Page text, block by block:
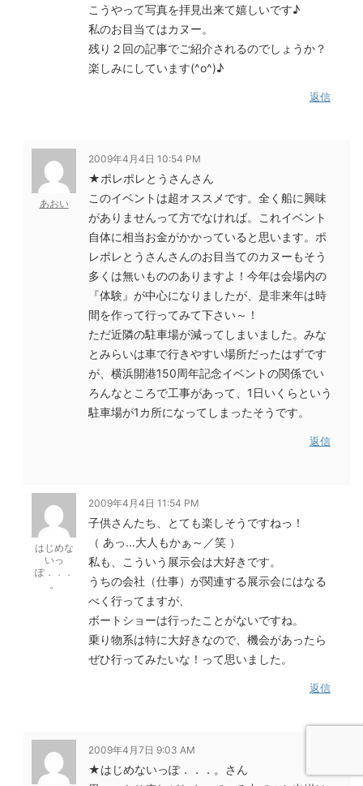
こうやって写真を拝見出来て嬉しいです♪
私のお目当てはカヌー。
残り２回の記事でご紹介されるのでしょうか？
楽しみにしています(^o^)♪
返信
あおい
2009年4月4日 10:54 PM
★ポレポレとうさんさん
このイベントは超オススメです。全く船に興味
がありませんって方でなければ。これイベント
自体に相当お金がかかっていると思います。ポ
レポレとうさんさんのお目当てのカヌーもそう
多くは無いもののありますよ！今年は会場内の
『体験』が中心になりましたが、是非来年は時
間を作って行ってみて下さい～！
ただ近隣の駐車場が減ってしまいました。みな
とみらいは車で行きやすい場所だったはずです
が、横浜開港150周年記念イベントの関係でい
ろんなところで工事があって、1日いくらという
駐車場が1カ所になってしまったそうです。
返信
はじめな
いっ
ぽ．．．
。
2009年4月4日 11:54 PM
子供さんたち、とても楽しそうですねっ！
（ あっ...大人もかぁ～／笑 ）
私も、こういう展示会は大好きです。
うちの会社（仕事）が関連する展示会にはなる
べく行ってますが、
ボートショーは行ったことがないですね。
乗り物系は特に大好きなので、機会があったら
ぜひ行ってみたいな！って思いました。
返信
2009年4月7日 9:03 AM
★はじめないっぽ．．．。さん